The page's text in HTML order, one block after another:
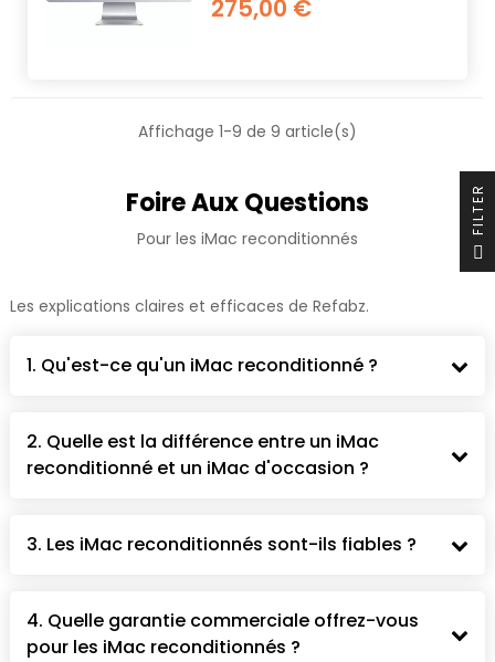
275,00 €
Affichage 1-9 de 9 article(s)
Foire Aux Questions
Pour les iMac reconditionnés
Les explications claires et efficaces de Refabz.
1. Qu'est-ce qu'un iMac reconditionné ?
2. Quelle est la différence entre un iMac
reconditionné et un iMac d'occasion ?
3. Les iMac reconditionnés sont-ils fiables ?
4. Quelle garantie commerciale offrez-vous
pour les iMac reconditionnés ?
R